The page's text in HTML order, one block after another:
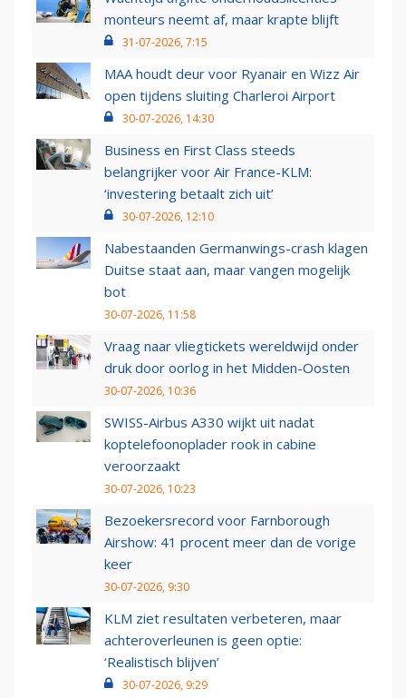
monteurs neemt af, maar krapte blijft
31-07-2026, 7:15
MAA houdt deur voor Ryanair en Wizz Air
open tijdens sluiting Charleroi Airport
30-07-2026, 14:30
Business en First Class steeds
belangrijker voor Air France-KLM:
‘investering betaalt zich uit’
30-07-2026, 12:10
Nabestaanden Germanwings-crash klagen
Duitse staat aan, maar vangen mogelijk
bot
30-07-2026, 11:58
Vraag naar vliegtickets wereldwijd onder
druk door oorlog in het Midden-Oosten
30-07-2026, 10:36
SWISS-Airbus A330 wijkt uit nadat
koptelefoonoplader rook in cabine
veroorzaakt
30-07-2026, 10:23
Bezoekersrecord voor Farnborough
Airshow: 41 procent meer dan de vorige
keer
30-07-2026, 9:30
KLM ziet resultaten verbeteren, maar
achteroverleunen is geen optie:
‘Realistisch blijven’
30-07-2026, 9:29